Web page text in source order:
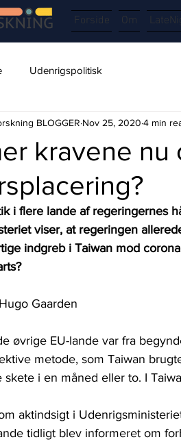
Forside Om
Udenrigspolitisk
kravene nu
BLOGGER Nov 25, 2020 4 min
i flere lande af regeringernes
viser, at regeringen
indgreb i Taiwan mod
Gaarden
øvrige EU-lande var fra
metode, som Taiwan
i en måned eller to. I
aktindsigt i
tidligt blev informeret om